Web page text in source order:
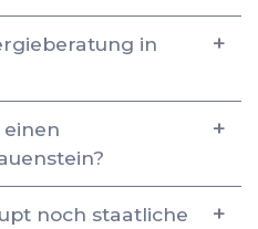
in
noch staatliche